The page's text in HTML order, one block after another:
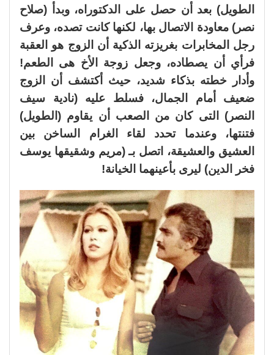
الطويل) بعد أن حصل على الدكتوراه، وبدأ (صلاح
نصر) معاودة الاتصال بها، لكنها كانت تصده، وعرف
رجل المخابرات بغريزته الذكية أن الزوج هو العقبة
فرأي أن يصطاده، وجعل زوجة الأخ هى الطعم!
وأدار خطته بذكاء شديد، حيث أكتشف أن الزوج
ضعيف أمام الجمال، فسلط عليه (نادية سيف
النصر) التى كان من الصعب أن يقاوم (الطويل)
فتنتها، وعندما تحدد لقاء الغرام الساخن بين
العشيق والعشيقة، اتصل بـ (مريم وشقيقها يوسف
فخر الدين) ليرى بأعينهما الخيانة!